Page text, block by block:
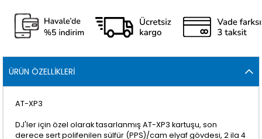
ÜRÜN ÖZELLIKLERI
AT-XP3
DJ'ler için özel olarak tasarlanmış AT-XP3 kartuşu, son
derece sert polifenilen sülfür (PPS)/cam elyaf gövdesi, 2 ila 4